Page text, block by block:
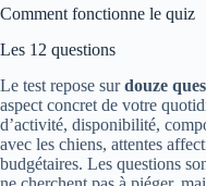
Comment fonctionne le quiz
Les 12 questions
Le test repose surdouze
aspect concret de votre
d’activité, disponibilité,
avec les chiens, attentes
budgétaires. Les questions